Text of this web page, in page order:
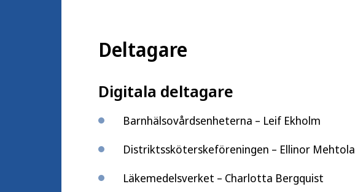
Deltagare
Digitala deltagare
Barnhälsovårdsenheterna – Leif Ekholm
Distriktssköterskeföreningen – Ellinor Mehtola
Läkemedelsverket – Charlotta Bergquist